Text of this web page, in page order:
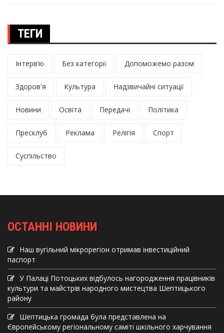
ТЕГИ
Інтерв’ю Без категорії Допоможемо разом
Здоров'я Культура Надзвичайні ситуації
Новини Освіта Передачі Політика
Пресклуб Реклама Релігія Спорт
Суспільство
ОСТАННІ НОВИНИ
Наш вугільний мікрорегіон отримав інвеcтиційний
паспорт
У Палаці Потоцьких відбулось нагородження працівників
культури та майстрів народного мистецтва Шептицького
району
Шептицька громада була представлена на
Європейському регіональному саміті шкільного харчування